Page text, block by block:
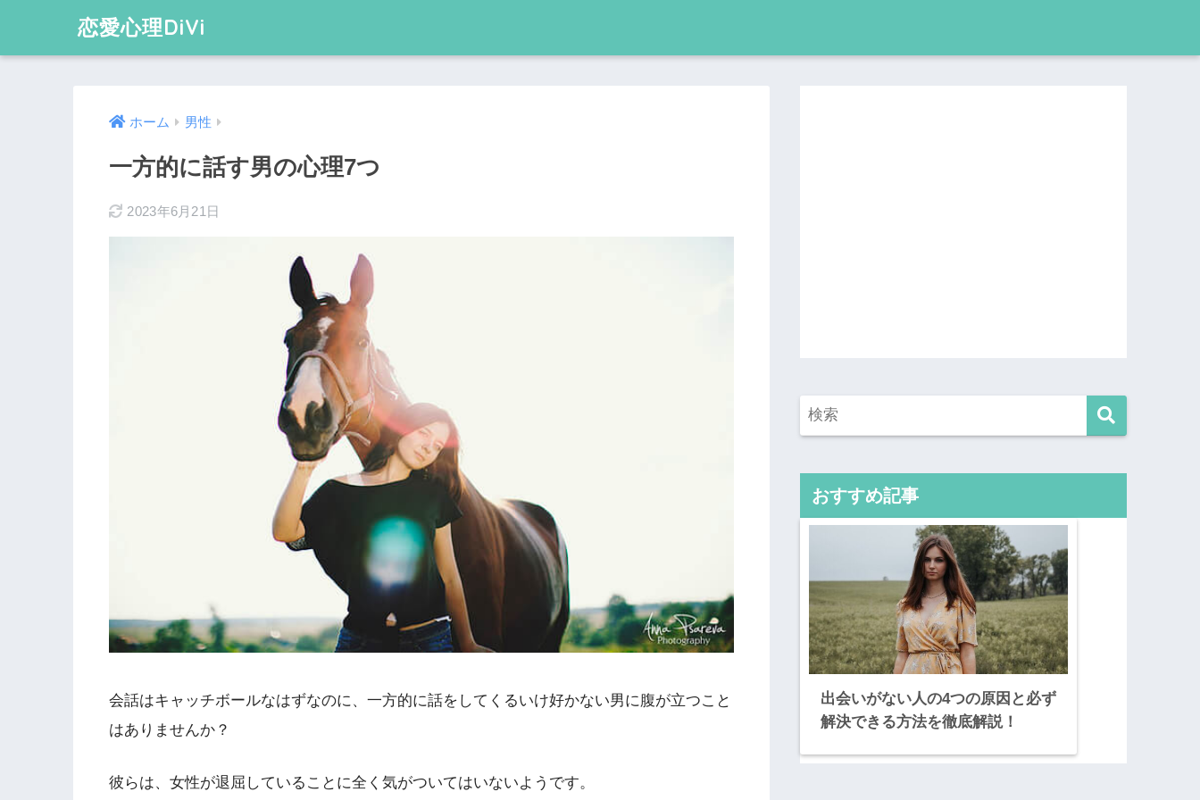
恋愛心理DiVi
ホーム 男性
一方的に話す男の心理7つ
2023年6月21日
会話はキャッチボールなはずなのに、一方的に話をしてくるいけ好かない男に腹が立つこと
はありませんか？
彼らは、女性が退屈していることに全く気がついてはいないようです。
おすすめ記事
出会いがない人の4つの原因と必ず
解決できる方法を徹底解説！